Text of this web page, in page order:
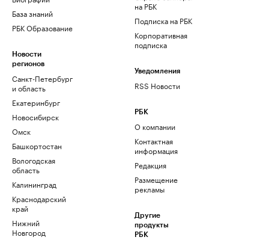
База знаний
РБК Образование
Новости
регионов
Санкт-Петербург
и область
Екатеринбург
Новосибирск
Омск
Башкортостан
Вологодская
область
Калининград
Краснодарский
край
Нижний
Новгород
на РБК
Подписка на РБК
Корпоративная
подписка
Уведомления
RSS Новости
РБК
О компании
Контактная
информация
Редакция
Размещение
рекламы
Другие
продукты
РБК